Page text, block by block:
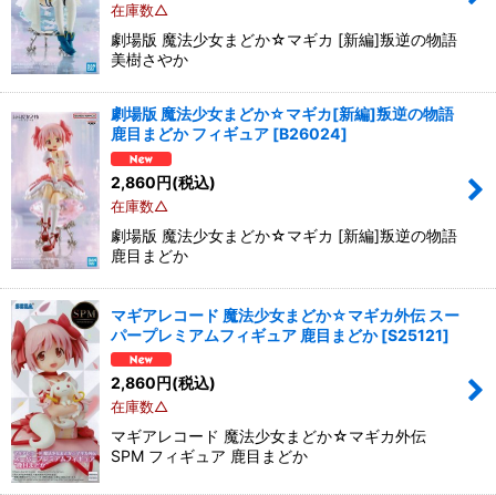
在庫数△
劇場版 魔法少女まどか☆マギカ [新編]叛逆の物語
美樹さやか
劇場版 魔法少女まどか☆マギカ[新編]叛逆の物語
鹿目まどか フィギュア [B26024]
2,860円(税込)
在庫数△
劇場版 魔法少女まどか☆マギカ [新編]叛逆の物語
鹿目まどか
マギアレコード 魔法少女まどか☆マギカ外伝 スー
パープレミアムフィギュア 鹿目まどか [S25121]
2,860円(税込)
在庫数△
マギアレコード 魔法少女まどか☆マギカ外伝
SPM フィギュア 鹿目まどか